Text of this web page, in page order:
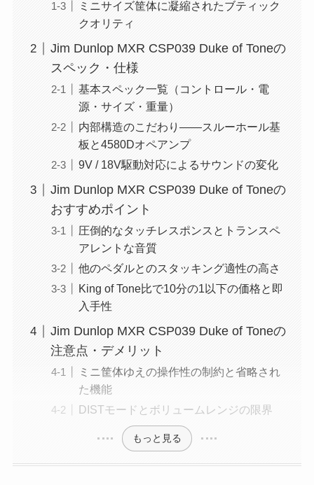
ミニサイズ筐体に凝縮されたブティック
クオリティ
Jim Dunlop MXR CSP039 Duke of Toneの
スペック・仕様
基本スペック一覧（コントロール・電
源・サイズ・重量）
内部構造のこだわり——スルーホール基
板と4580Dオペアンプ
9V / 18V駆動対応によるサウンドの変化
Jim Dunlop MXR CSP039 Duke of Toneの
おすすめポイント
圧倒的なタッチレスポンスとトランスペ
アレントな音質
他のペダルとのスタッキング適性の高さ
King of Tone比で10分の1以下の価格と即
入手性
Jim Dunlop MXR CSP039 Duke of Toneの
注意点・デメリット
ミニ筐体ゆえの操作性の制約と省略され
た機能
DISTモードとボリュームレンジの限界
もっと見る